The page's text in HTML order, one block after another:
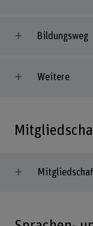
Bildungsweg
Weitere